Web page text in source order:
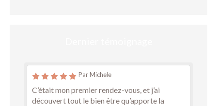
Par Michele
C’était mon premier rendez-vous, et j’ai
découvert tout le bien être qu’apporte la